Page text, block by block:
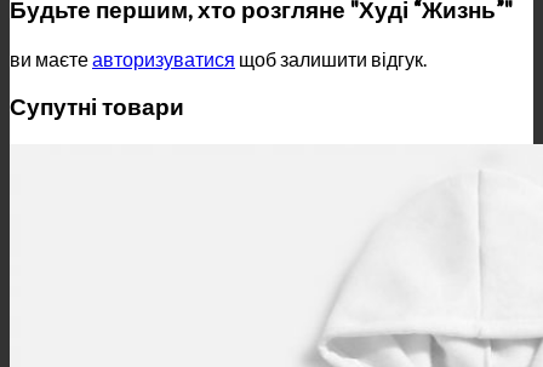
Будьте першим, хто розгляне "Худі “Жизнь”"
ви маєтеавторизуватися щоб залишити відгук.
Супутні товари